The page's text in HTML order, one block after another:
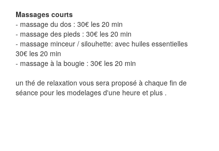
Massages courts
- massage du dos : 30€ les 20 min
- massage des pieds : 30€ les 20 min
- massage minceur / silouhette: avec huiles essentielles
30€ les 20 min
- massage à la bougie : 30€ les 20 min
un thé de relaxation vous sera proposé à chaque fin de
séance pour les modelages d'une heure et plus .